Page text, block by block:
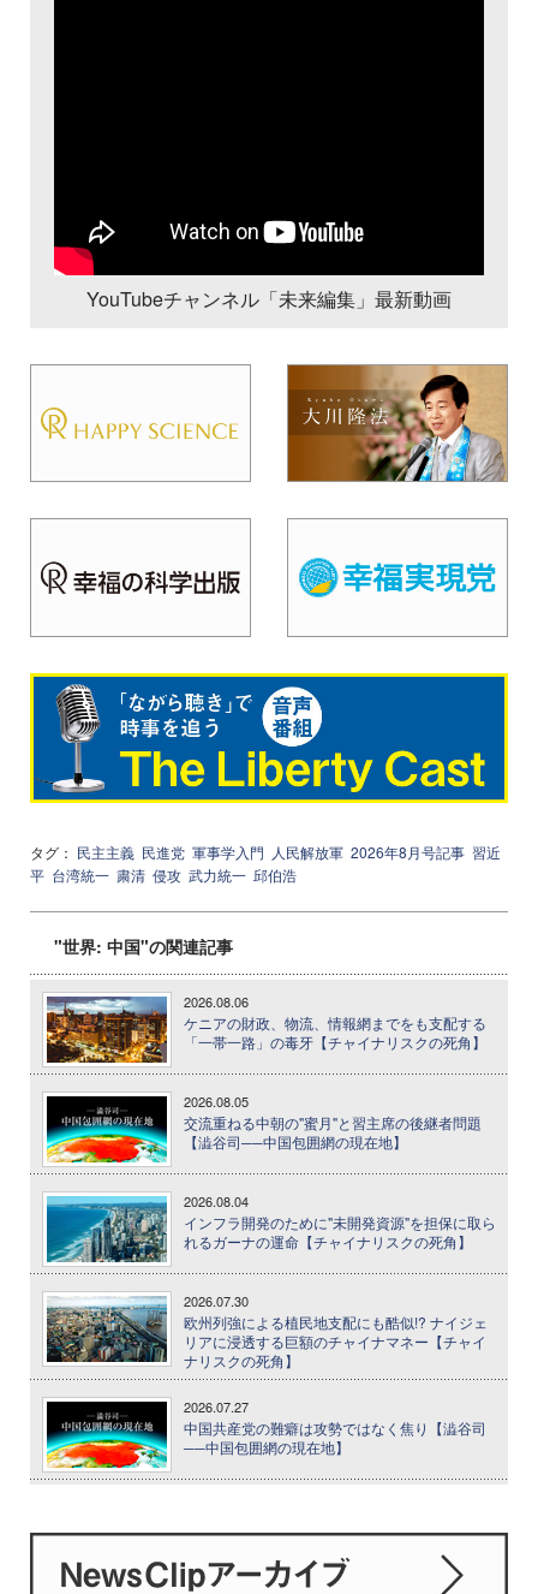
YouTubeチャンネル「未来編集」最新動画
タグ： 民主主義 民進党 軍事学入門 人民解放軍 2026年8月号記事 習近
平 台湾統一 粛清 侵攻 武力統一 邱伯浩
"世界: 中国"の関連記事
2026.08.06
ケニアの財政、物流、情報網までをも支配する
「一帯一路」の毒牙【チャイナリスクの死角】
2026.08.05
交流重ねる中朝の"蜜月"と習主席の後継者問題
【澁谷司──中国包囲網の現在地】
2026.08.04
インフラ開発のために"未開発資源"を担保に取ら
れるガーナの運命【チャイナリスクの死角】
2026.07.30
欧州列強による植民地支配にも酷似!? ナイジェ
リアに浸透する巨額のチャイナマネー【チャイ
ナリスクの死角】
2026.07.27
中国共産党の難癖は攻勢ではなく焦り【澁谷司
──中国包囲網の現在地】